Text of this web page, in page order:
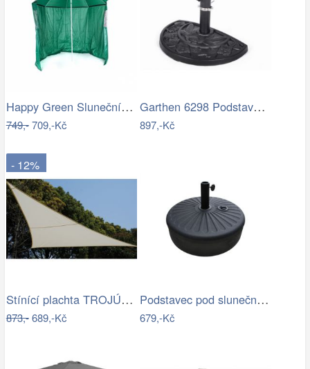
Happy Green Slunečník s boční stěnou,…
749,-709,-Kč
Garthen 6298 Podstavec pro půlkulaté…
897,-Kč
- 12%
Stínící plachta TROJÚHELNÍK Rojaplast
873,-689,-Kč
Podstavec pod slunečník Houseland Bixi…
679,-Kč